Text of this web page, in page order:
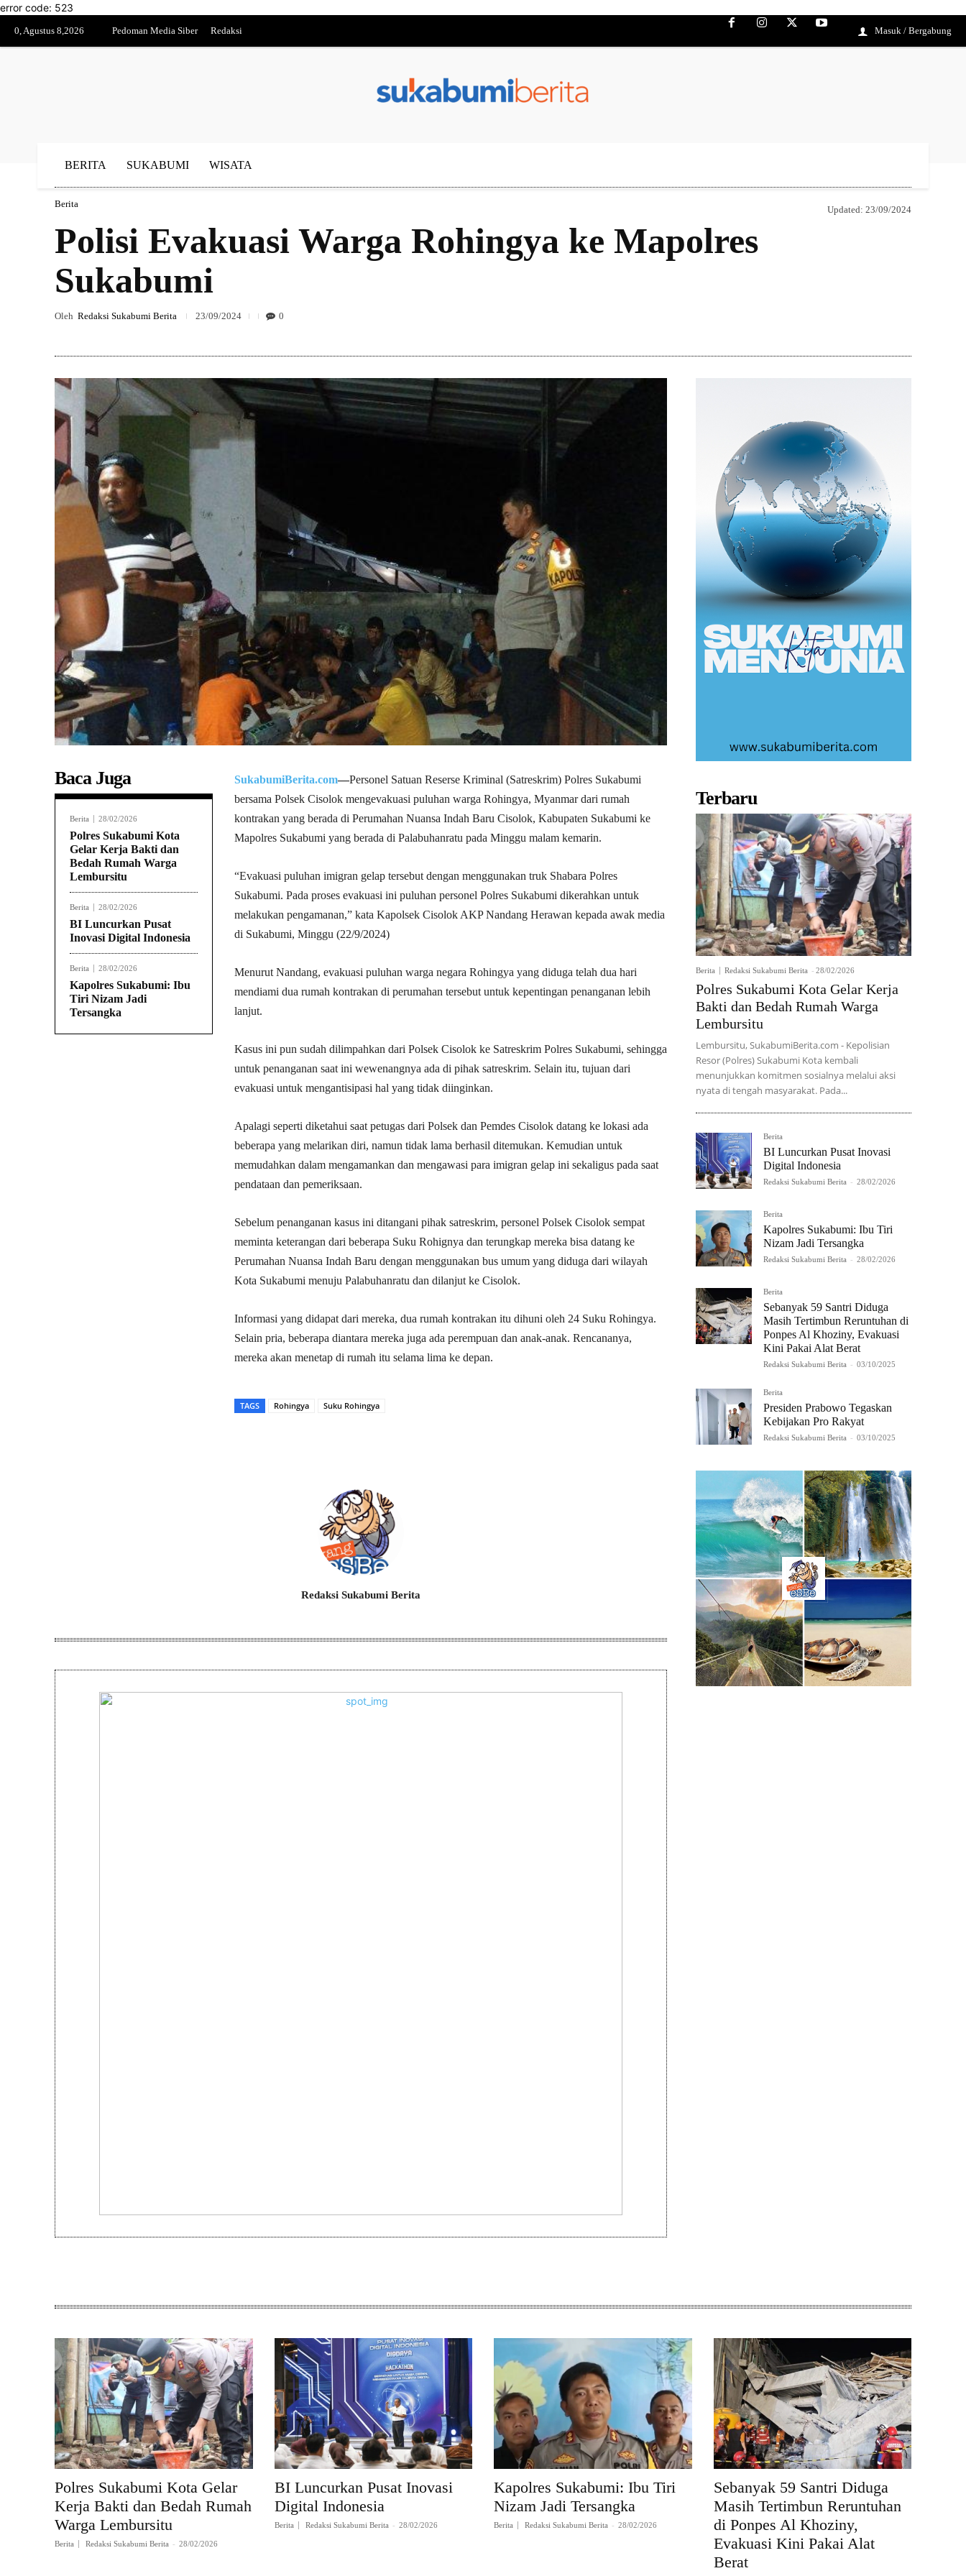
error code: 523
0, Agustus 8,2026 Pedoman Media Siber Redaksi Masuk / Bergabung
BERITA SUKABUMI WISATA
Berita
Updated: 23/09/2024
Polisi Evakuasi Warga Rohingya ke Mapolres
Sukabumi
Oleh Redaksi Sukabumi Berita 23/09/2024 0
Baca Juga
Berita 28/02/2026
Polres Sukabumi Kota
Gelar Kerja Bakti dan
Bedah Rumah Warga
Lembursitu
Berita 28/02/2026
BI Luncurkan Pusat
Inovasi Digital Indonesia
Berita 28/02/2026
Kapolres Sukabumi: Ibu
Tiri Nizam Jadi
Tersangka
SukabumiBerita.com—Personel Satuan Reserse Kriminal (Satreskrim) Polres Sukabumi
bersama Polsek Cisolok mengevakuasi puluhan warga Rohingya, Myanmar dari rumah
kontrakan yang berada di Perumahan Nuansa Indah Baru Cisolok, Kabupaten Sukabumi ke
Mapolres Sukabumi yang berada di Palabuhanratu pada Minggu malam kemarin.
“Evakuasi puluhan imigran gelap tersebut dengan menggunakan truk Shabara Polres
Sukabumi. Pada proses evakuasi ini puluhan personel Polres Sukabumi dikerahkan untuk
melakukan pengamanan,” kata Kapolsek Cisolok AKP Nandang Herawan kepada awak media
di Sukabumi, Minggu (22/9/2024)
Menurut Nandang, evakuasi puluhan warga negara Rohingya yang diduga telah dua hari
mendiami dua rumah kontrakan di perumahan tersebut untuk kepentingan penanganan lebih
lanjut.
Kasus ini pun sudah dilimpahkan dari Polsek Cisolok ke Satreskrim Polres Sukabumi, sehingga
untuk penanganan saat ini wewenangnya ada di pihak satreskrim. Selain itu, tujuan dari
evakuasi untuk mengantisipasi hal yang tidak diinginkan.
Apalagi seperti diketahui saat petugas dari Polsek dan Pemdes Cisolok datang ke lokasi ada
beberapa yang melarikan diri, namun tidak lama berhasil ditemukan. Kemudian untuk
memudahkan dalam mengamankan dan mengawasi para imigran gelap ini sekaligus pada saat
pendataan dan pemeriksaan.
Sebelum penanganan kasus ini ditangani pihak satreskrim, personel Polsek Cisolok sempat
meminta keterangan dari beberapa Suku Rohignya dan terungkap mereka bisa datang ke
Perumahan Nuansa Indah Baru dengan menggunakan bus umum yang diduga dari wilayah
Kota Sukabumi menuju Palabuhanratu dan dilanjut ke Cisolok.
Informasi yang didapat dari mereka, dua rumah kontrakan itu dihuni oleh 24 Suku Rohingya.
Selain pria, beberapa diantara mereka juga ada perempuan dan anak-anak. Rencananya,
mereka akan menetap di rumah itu selama lima ke depan.
TAGS Rohingya Suku Rohingya
Redaksi Sukabumi Berita
Terbaru
Berita Redaksi Sukabumi Berita - 28/02/2026
Polres Sukabumi Kota Gelar Kerja
Bakti dan Bedah Rumah Warga
Lembursitu
Lembursitu, SukabumiBerita.com - Kepolisian
Resor (Polres) Sukabumi Kota kembali
menunjukkan komitmen sosialnya melalui aksi
nyata di tengah masyarakat. Pada...
Berita
BI Luncurkan Pusat Inovasi
Digital Indonesia
Redaksi Sukabumi Berita - 28/02/2026
Berita
Kapolres Sukabumi: Ibu Tiri
Nizam Jadi Tersangka
Redaksi Sukabumi Berita - 28/02/2026
Berita
Sebanyak 59 Santri Diduga
Masih Tertimbun Reruntuhan di
Ponpes Al Khoziny, Evakuasi
Kini Pakai Alat Berat
Redaksi Sukabumi Berita - 03/10/2025
Berita
Presiden Prabowo Tegaskan
Kebijakan Pro Rakyat
Redaksi Sukabumi Berita - 03/10/2025
Polres Sukabumi Kota Gelar
Kerja Bakti dan Bedah Rumah
Warga Lembursitu
Berita Redaksi Sukabumi Berita - 28/02/2026
BI Luncurkan Pusat Inovasi
Digital Indonesia
Berita Redaksi Sukabumi Berita - 28/02/2026
Kapolres Sukabumi: Ibu Tiri
Nizam Jadi Tersangka
Berita Redaksi Sukabumi Berita - 28/02/2026
Sebanyak 59 Santri Diduga
Masih Tertimbun Reruntuhan
di Ponpes Al Khoziny,
Evakuasi Kini Pakai Alat
Berat